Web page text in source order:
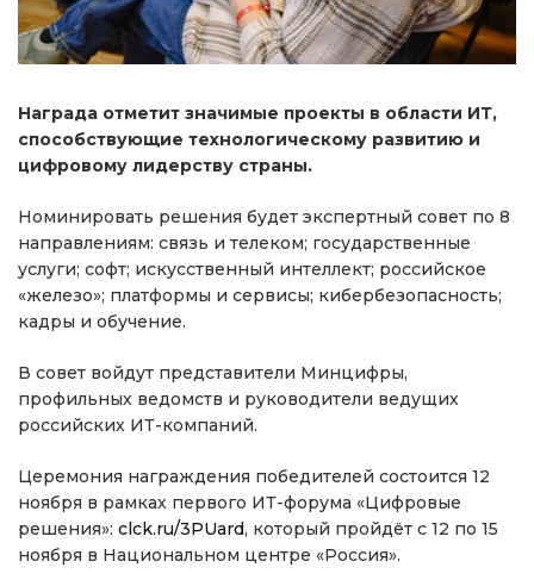
Награда отметит значимые проекты в области ИТ,
способствующие технологическому развитию и
цифровому лидерству страны.
Номинировать решения будет экспертный совет по 8
направлениям: связь и телеком; государственные
услуги; софт; искусственный интеллект; российское
«железо»; платформы и сервисы; кибербезопасность;
кадры и обучение.
В совет войдут представители Минцифры,
профильных ведомств и руководители ведущих
российских ИТ-компаний.
Церемония награждения победителей состоится 12
ноября в рамках первого ИТ-форума «Цифровые
решения»: clck.ru/3PUard, который пройдёт с 12 по 15
ноября в Национальном центре «Россия».